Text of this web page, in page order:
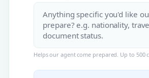
Helps our agent come prepared. Up to 500